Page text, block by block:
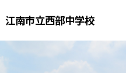
江南市立西部中学校